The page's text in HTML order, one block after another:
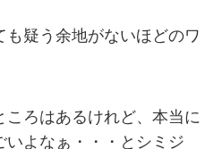
も疑う余地がないほどのワ
ろはあるけれど、本当に
よなぁ・・・とシミジ